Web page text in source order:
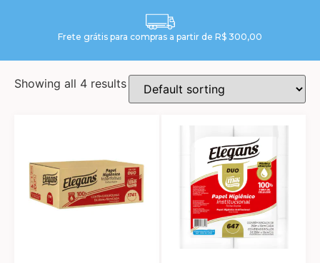
Frete grátis para compras a partir de R$ 300,00
Showing all 4 results